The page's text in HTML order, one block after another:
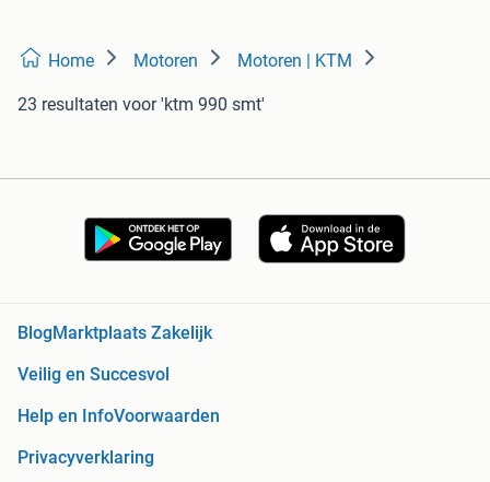
Home Motoren Motoren | KTM
23 resultaten voor 'ktm 990 smt'
BlogMarktplaats Zakelijk
Veilig en Succesvol
Help en InfoVoorwaarden
Privacyverklaring